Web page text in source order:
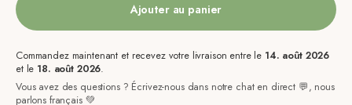
Ajouter au panier
Commandez maintenant et recevez votre livraison entre le 14. août 2026
et le 18. août 2026.
Vous avez des questions ? Écrivez-nous dans notre chat en direct 💬, nous
parlons français 💚